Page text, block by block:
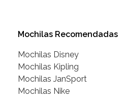
Mochilas Recomendadas
Mochilas Disney
Mochilas Kipling
Mochilas JanSport
Mochilas Nike